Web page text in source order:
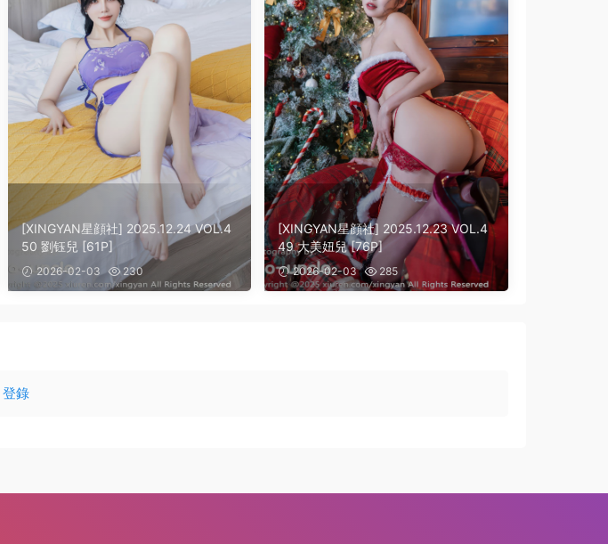
[XINGYAN星顔社] 2025.12.24 VOL.4
50 劉钰兒 [61P]
2026-02-03 230
[XINGYAN星顔社] 2025.12.23 VOL.4
49 大美妞兒 [76P]
2026-02-03 285
登錄